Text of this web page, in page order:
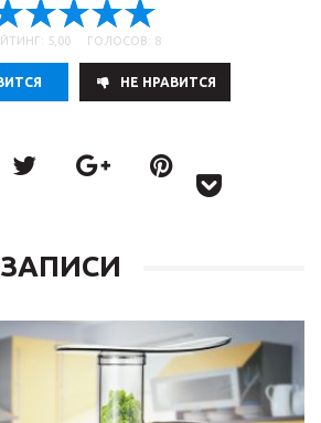
5,00 ГОЛОСОВ: 8
НE НРАВИТСЯ